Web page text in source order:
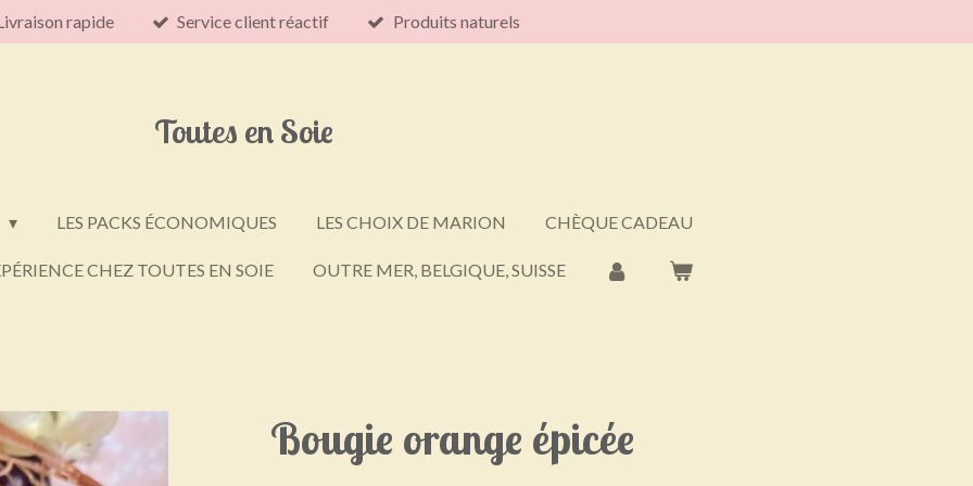
rapide Service client réactif Produits naturels
Toutes en Soie
LES PACKS ÉCONOMIQUES LES CHOIX DE MARION CHÈQUE CADEAU
CHEZ TOUTES EN SOIE OUTRE MER, BELGIQUE, SUISSE
Bougie orange épicée